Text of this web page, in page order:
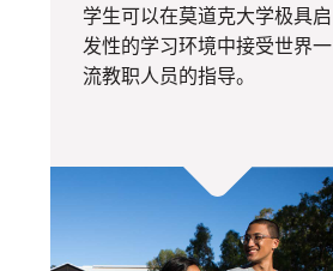
学生可以在莫道克大学极具启
发性的学习环境中接受世界一
流教职人员的指导。